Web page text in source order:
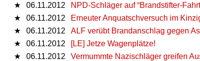
★
06.11.2012
NPD-Schläger auf “Brandstifter-
★
06.11.2012
Erneuter Anquatschversuch im
★
06.11.2012
ALF verübt Brandanschlag gegen
★
06.11.2012
[LE] Jetze Wagenplätze!
★
06.11.2012
Vermummte Nazischläger greifen